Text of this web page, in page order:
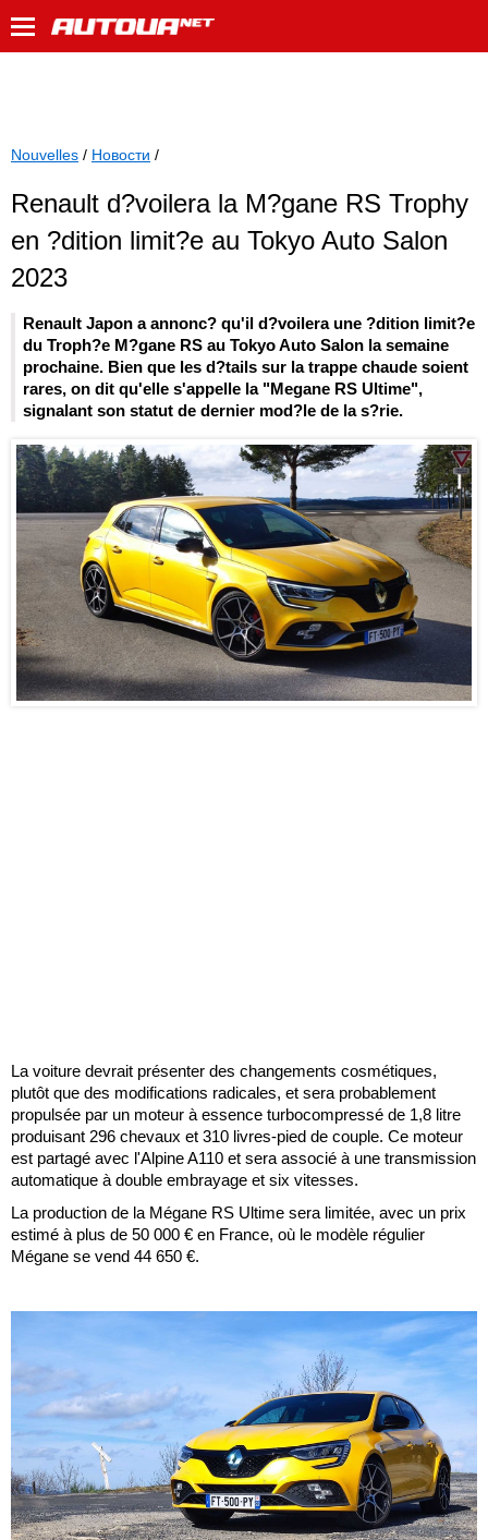
Nouvelles / Новости /
Renault d?voilera la M?gane RS Trophy
en ?dition limit?e au Tokyo Auto Salon
2023
Renault Japon a annonc? qu'il d?voilera une ?dition limit?e
du Troph?e M?gane RS au Tokyo Auto Salon la semaine
prochaine. Bien que les d?tails sur la trappe chaude soient
rares, on dit qu'elle s'appelle la "Megane RS Ultime",
signalant son statut de dernier mod?le de la s?rie.
La voiture devrait présenter des changements cosmétiques,
plutôt que des modifications radicales, et sera probablement
propulsée par un moteur à essence turbocompressé de 1,8 litre
produisant 296 chevaux et 310 livres-pied de couple. Ce moteur
est partagé avec l'Alpine A110 et sera associé à une transmission
automatique à double embrayage et six vitesses.
La production de la Mégane RS Ultime sera limitée, avec un prix
estimé à plus de 50 000 € en France, où le modèle régulier
Mégane se vend 44 650 €.